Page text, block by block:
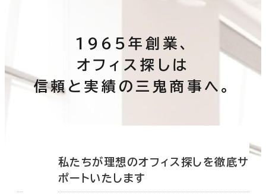
1965年創業、
オフィス探しは
信頼と実績の三鬼商事へ。
私たちが理想のオフィス探しを徹底サ
ポートいたします